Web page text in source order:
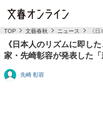
TOP 文藝春秋 ニュース 《
《日本人のリズムに即し
家・先崎彰容が発表した「
先崎 彰容